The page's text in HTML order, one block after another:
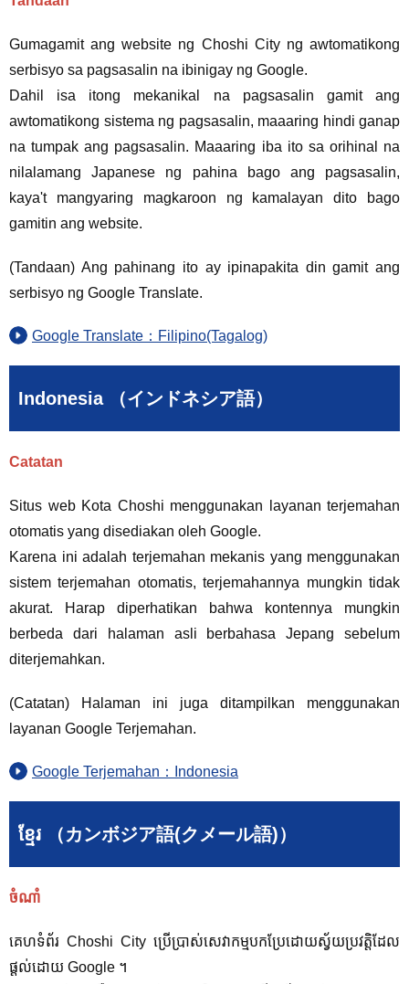
Gumagamit ang website ng Choshi City ng awtomatikong
serbisyo sa pagsasalin na ibinigay ng Google.
Dahil isa itong mekanikal na pagsasalin gamit ang
awtomatikong sistema ng pagsasalin, maaaring hindi ganap
na tumpak ang pagsasalin. Maaaring iba ito sa orihinal na
nilalamang Japanese ng pahina bago ang pagsasalin,
kaya't mangyaring magkaroon ng kamalayan dito bago
gamitin ang website.
(Tandaan) Ang pahinang ito ay ipinapakita din gamit ang
serbisyo ng Google Translate.
Google Translate：Filipino(Tagalog)
Indonesia （インドネシア語）
Catatan
Situs web Kota Choshi menggunakan layanan terjemahan
otomatis yang disediakan oleh Google.
Karena ini adalah terjemahan mekanis yang menggunakan
sistem terjemahan otomatis, terjemahannya mungkin tidak
akurat. Harap diperhatikan bahwa kontennya mungkin
berbeda dari halaman asli berbahasa Jepang sebelum
diterjemahkan.
(Catatan) Halaman ini juga ditampilkan menggunakan
layanan Google Terjemahan.
Google Terjemahan：Indonesia
ខ្មែរ （カンボジア語(クメール語)）
ចំណាំ
គេហទំព័រ Choshi City ប្រើប្រាស់សេវាកម្មបកប្រែដោយស្វ័យប្រវត្តិដែល
ផ្តល់ដោយ Google ។